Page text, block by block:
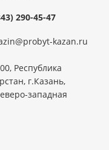
290-45-47
kazan.ru
Республика
г.Казань,
западная